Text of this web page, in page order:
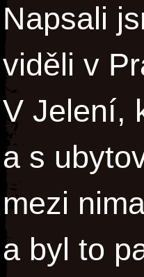
Napsali
viděli v
V Jelení,
a s
mezi
a byl to